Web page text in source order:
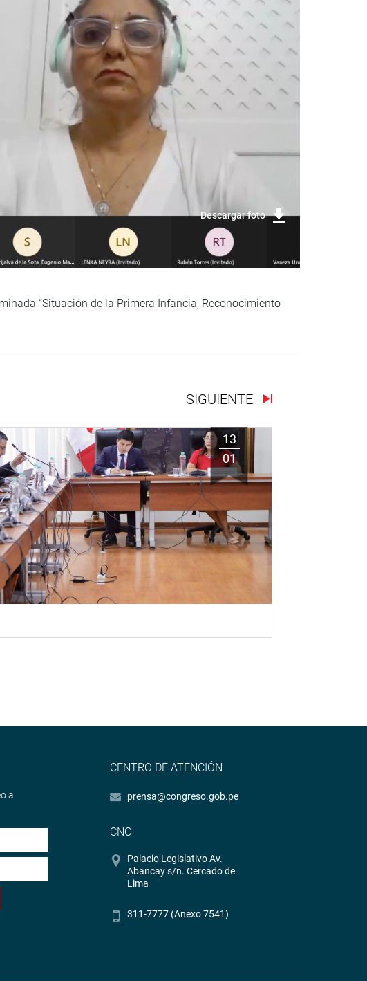
Descargar foto
“Situación de la Primera Infancia, Reconocimiento
SIGUIENTE
13
01
a
CENTRO DE ATENCIÓN
prensa@congreso.gob.pe
CNC
Palacio Legislativo Av.
Abancay s/n. Cercado de
Lima
311-7777 (Anexo 7541)